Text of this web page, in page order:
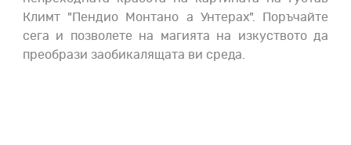
Климт "Пендио Монтано а Унтерах". Поръчайте
сега и позволете на магията на изкуството да
преобрази заобикалящата ви среда.